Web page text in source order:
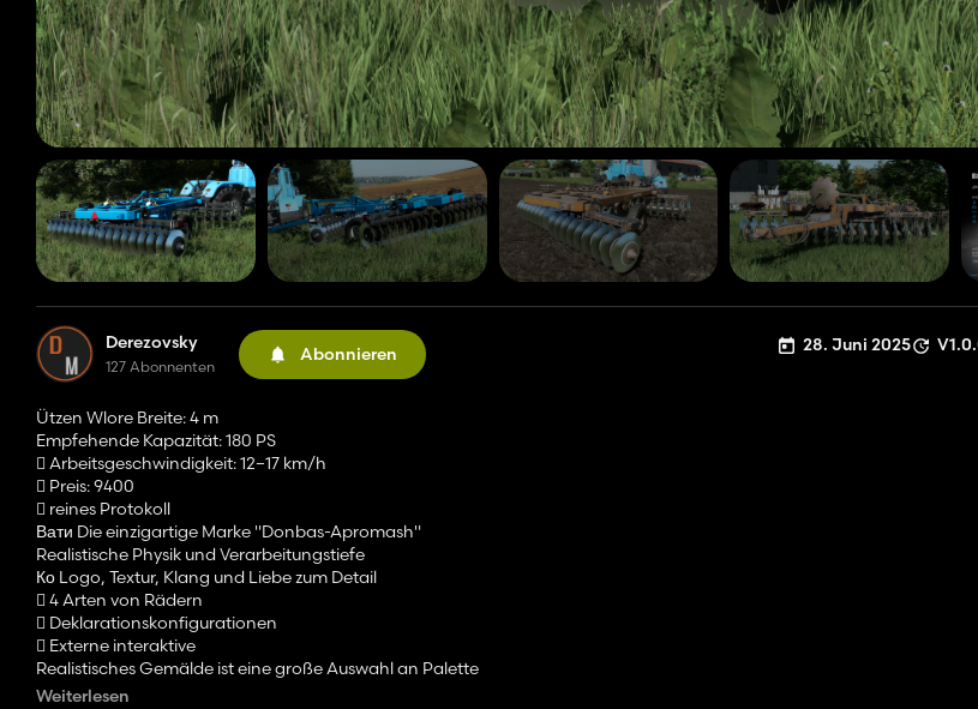
Derezovsky
127 Abonnenten
Abonnieren 28. Juni 2025
Ützen Wlore Breite: 4 m
Empfehende Kapazität: 180 PS
 Arbeitsgeschwindigkeit: 12–17 km/h
 Preis: 9400
 reines Protokoll
Вати Die einzigartige Marke "Donbas-Apromash"
Realistische Physik und Verarbeitungstiefe
Ко Logo, Textur, Klang und Liebe zum Detail
 4 Arten von Rädern
 Deklarationskonfigurationen
 Externe interaktive
Realistisches Gemälde ist eine große Auswahl an Palette
Вати externe Reinigungskonfigurationen
Weiterlesen